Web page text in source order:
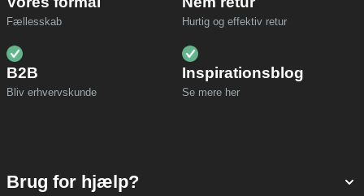
Fællesskab Hurtig og effektiv retur
B2B
Bliv erhvervskunde
Inspirationsblog
Se mere her
Brug for hjælp?